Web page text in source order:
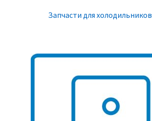
Запчасти для холодильников